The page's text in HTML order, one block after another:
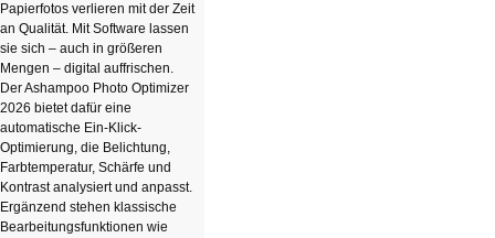
Papierfotos verlieren mit der Zeit
an Qualität. Mit Software lassen
sie sich – auch in größeren
Mengen – digital auffrischen.
Der Ashampoo Photo Optimizer
2026 bietet dafür eine
automatische Ein-Klick-
Optimierung, die Belichtung,
Farbtemperatur, Schärfe und
Kontrast analysiert und anpasst.
Ergänzend stehen klassische
Bearbeitungsfunktionen wie